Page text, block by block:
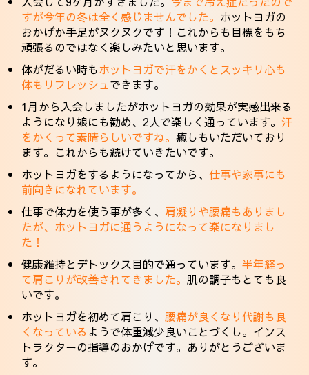
すが今年の冬は全く感じませんでした。 ホットヨガの
おかげか手足がヌクヌクです！これからも目標をもち
頑張るのではなく楽しみたいと思います。
体がだるい時もホットヨガで汗をかくとスッキリ心も
体もリフレッシュできます。
1月から入会しましたがホットヨガの効果が実感出来る
ようになり娘にも勧め、2人で楽しく通っています。汗
をかくって素晴らしいですね。癒しもいただいており
ます。これからも続けていきたいです。
ホットヨガをするようになってから、仕事や家事にも
前向きになれています。
仕事で体力を使う事が多く、 肩凝りや腰痛もありまし
たが、ホットヨガに通うようになって楽になりまし
た！
健康維持とデトックス目的で通っています。半年経っ
て肩こりが改善されてきました。肌の調子もとても良
いです。
ホットヨガを初めて肩こり、腰痛が良くなり代謝も良
くなっている ようで体重減少良いことづくし。インス
トラクターの指導のおかげです。ありがとうございま
す。